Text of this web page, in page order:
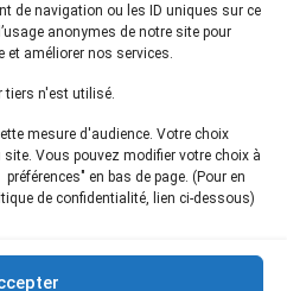
de navigation ou les ID uniques sur ce
anonymes de notre site pour
et améliorer nos services.
tiers n'est utilisé.
mesure d'audience. Votre choix
Vous pouvez modifier votre choix à
en bas de page. (Pour en
de confidentialité, lien ci-dessous)
légales
du site
notrenewsletter